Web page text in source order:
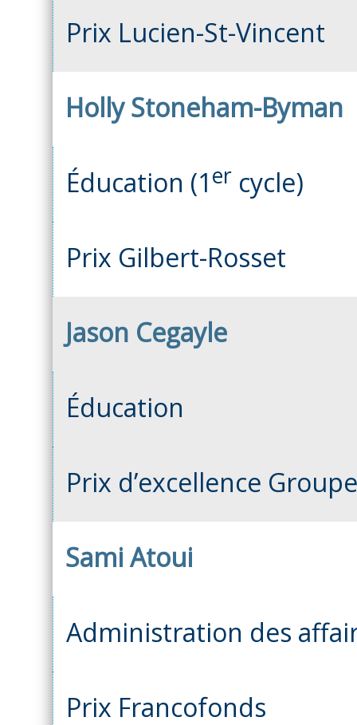
Prix Lucien-St-Vincent
Holly Stoneham-Byman
Éducation (1er cycle)
Prix Gilbert-Rosset
Jason Cegayle
Éducation
Prix d’excellence
Sami Atoui
Administration des
Prix Francofonds